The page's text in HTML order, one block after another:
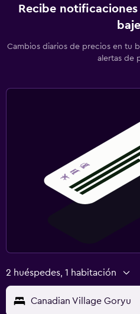
Recibe
Cambios diarios de precios en tu
alertas de
2 huéspedes, 1 habitación
Canadian Village Goryu